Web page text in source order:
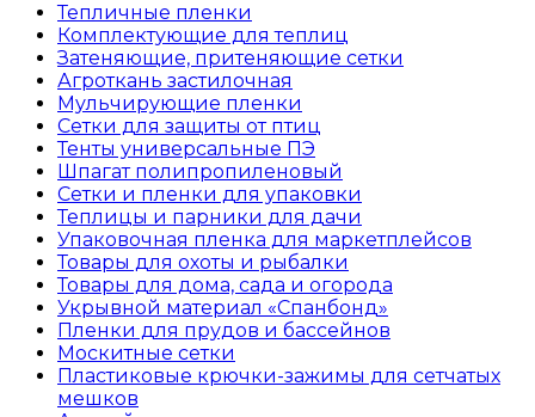
Тепличные пленки
Комплектующие для теплиц
Затеняющие, притеняющие сетки
Агроткань застилочная
Мульчирующие пленки
Сетки для защиты от птиц
Тенты универсальные ПЭ
Шпагат полипропиленовый
Сетки и пленки для упаковки
Теплицы и парники для дачи
Упаковочная пленка для маркетплейсов
Товары для охоты и рыбалки
Товары для дома, сада и огорода
Укрывной материал «Спанбонд»
Пленки для прудов и бассейнов
Москитные сетки
Пластиковые крючки-зажимы для сетчатых
мешков